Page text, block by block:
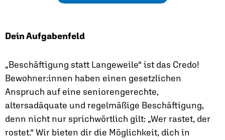
Dein Aufgabenfeld
„Beschäftigung statt Langeweile“ ist das Credo!
Bewohner:innen haben einen gesetzlichen
Anspruch auf eine seniorengerechte,
altersadäquate und regelmäßige Beschäftigung,
denn nicht nur sprichwörtlich gilt: „Wer rastet, der
rostet.“ Wir bieten dir die Möglichkeit, dich in